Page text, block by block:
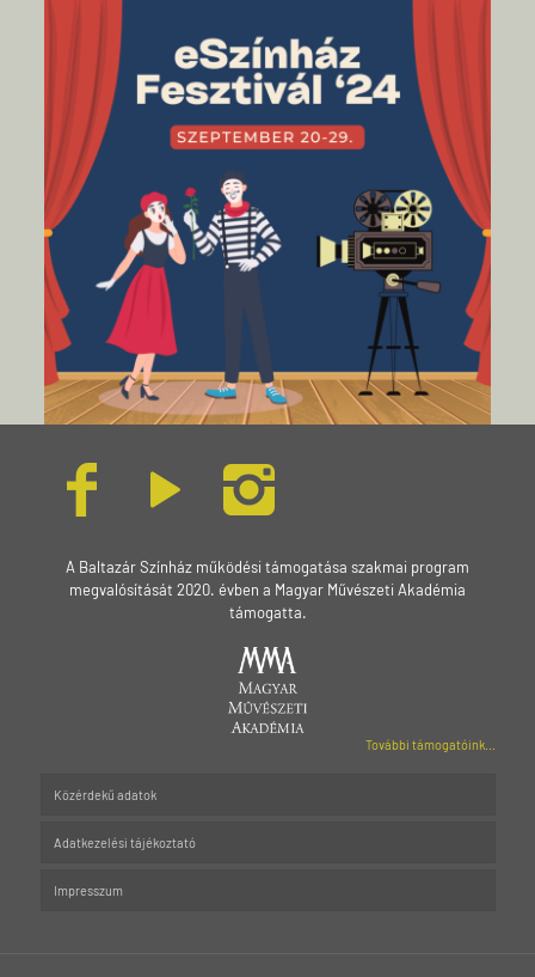
A Baltazár Színház működési támogatása szakmai program
megvalósítását 2020. évben a Magyar Művészeti Akadémia
támogatta.
További támogatóink...
Közérdekű adatok
Adatkezelési tájékoztató
Impresszum